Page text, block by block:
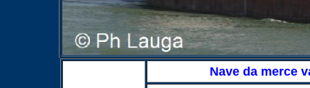
Nave da merce